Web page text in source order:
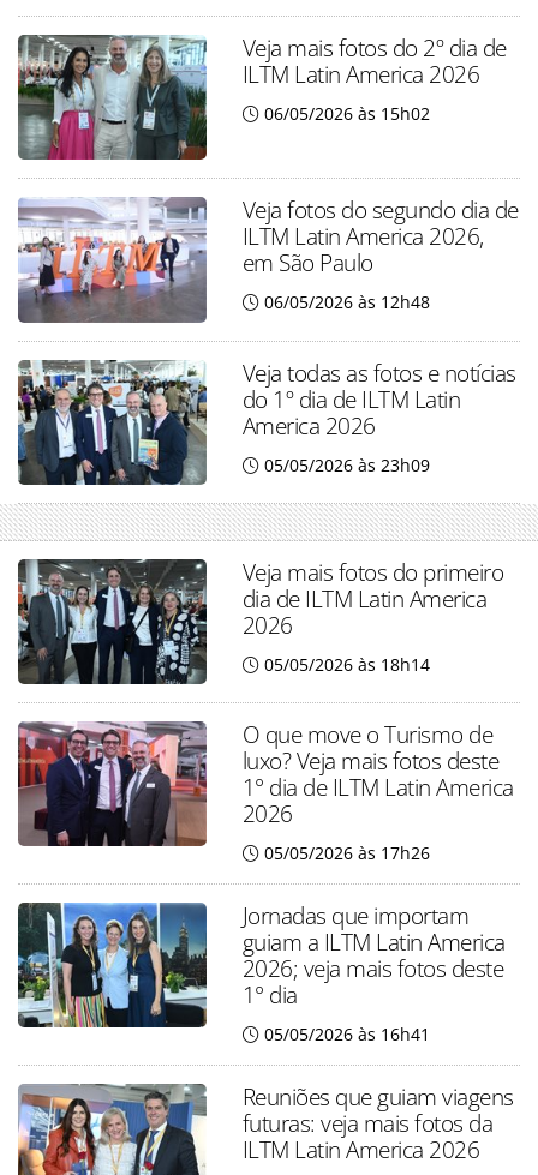
Veja mais fotos do 2º dia de
ILTM Latin America 2026
06/05/2026 às 15h02
Veja fotos do segundo dia de
ILTM Latin America 2026,
em São Paulo
06/05/2026 às 12h48
Veja todas as fotos e notícias
do 1º dia de ILTM Latin
America 2026
05/05/2026 às 23h09
Veja mais fotos do primeiro
dia de ILTM Latin America
2026
05/05/2026 às 18h14
O que move o Turismo de
luxo? Veja mais fotos deste
1° dia de ILTM Latin America
2026
05/05/2026 às 17h26
Jornadas que importam
guiam a ILTM Latin America
2026; veja mais fotos deste
1° dia
05/05/2026 às 16h41
Reuniões que guiam viagens
futuras: veja mais fotos da
ILTM Latin America 2026